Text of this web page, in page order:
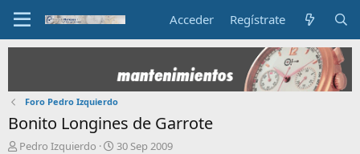
Acceder Regístrate
Foro Pedro Izquierdo
Bonito Longines de Garrote
IPedro Izquierdo
F
30 Sep 2009